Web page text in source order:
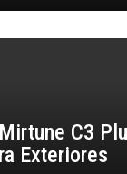
C3
Exteriores